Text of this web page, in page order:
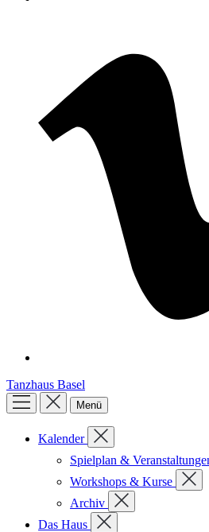
Tanzhaus Basel
Menü
Kalender
Spielplan &
Workshops & Kurse
Archiv
Das Haus